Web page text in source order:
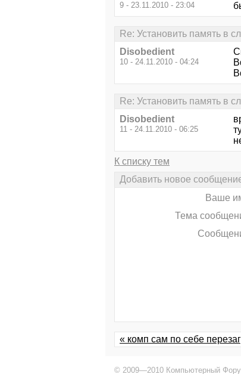
9 - 23.11.2010 - 23:04
Re: Установить память в
Disobedient
10 - 24.11.2010 - 04:24
Re: Установить память в
Disobedient
11 - 24.11.2010 - 06:25
К списку тем
Добавить новое
Ваше
Тема
« комп сам по себе
© 2009—2010 Компьютерный